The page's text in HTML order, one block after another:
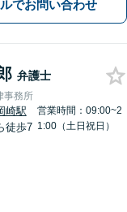
でお問い合わせ
弁護士
事務所
崎駅
徒歩7
営業時間：09:00~2
1:00（土日祝日）